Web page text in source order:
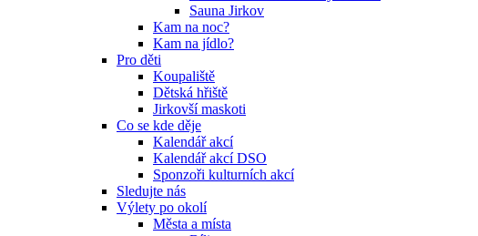
Sauna Jirkov
Kam na noc?
Kam na jídlo?
Pro děti
Koupaliště
Dětská hřiště
Jirkovší maskoti
Co se kde děje
Kalendář akcí
Kalendář akcí DSO
Sponzoři kulturních akcí
Sledujte nás
Výlety po okolí
Města a místa